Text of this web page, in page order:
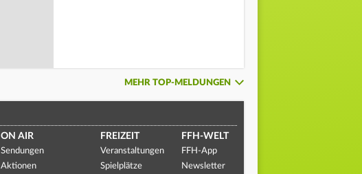
MEHR TOP-MELDUNGEN
ON AIR
Sendungen
Aktionen
FREIZEIT
Veranstaltungen
Spielplätze
FFH-WELT
FFH-App
Newsletter